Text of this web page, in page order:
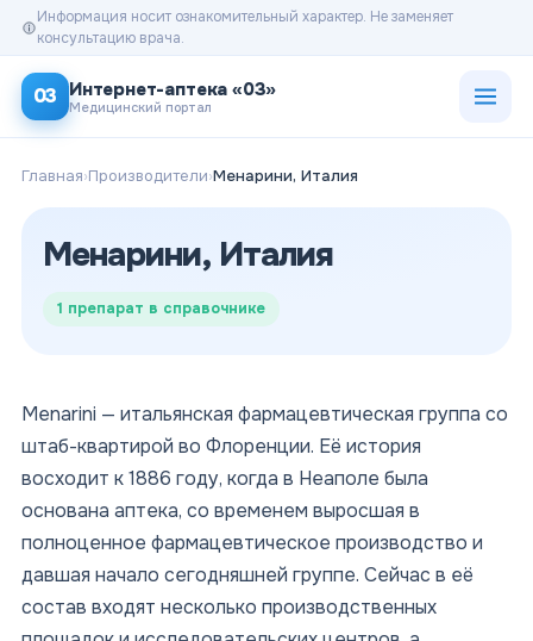
Информация носит ознакомительный характер. Не заменяет
консультацию врача.
03 Интернет-аптека «03»
Медицинский портал
Главная›Производители›Менарини, Италия
Менарини, Италия
1 препарат в справочнике
Menarini — итальянская фармацевтическая группа со
штаб-квартирой во Флоренции. Её история
восходит к 1886 году, когда в Неаполе была
основана аптека, со временем выросшая в
полноценное фармацевтическое производство и
давшая начало сегодняшней группе. Сейчас в её
состав входят несколько производственных